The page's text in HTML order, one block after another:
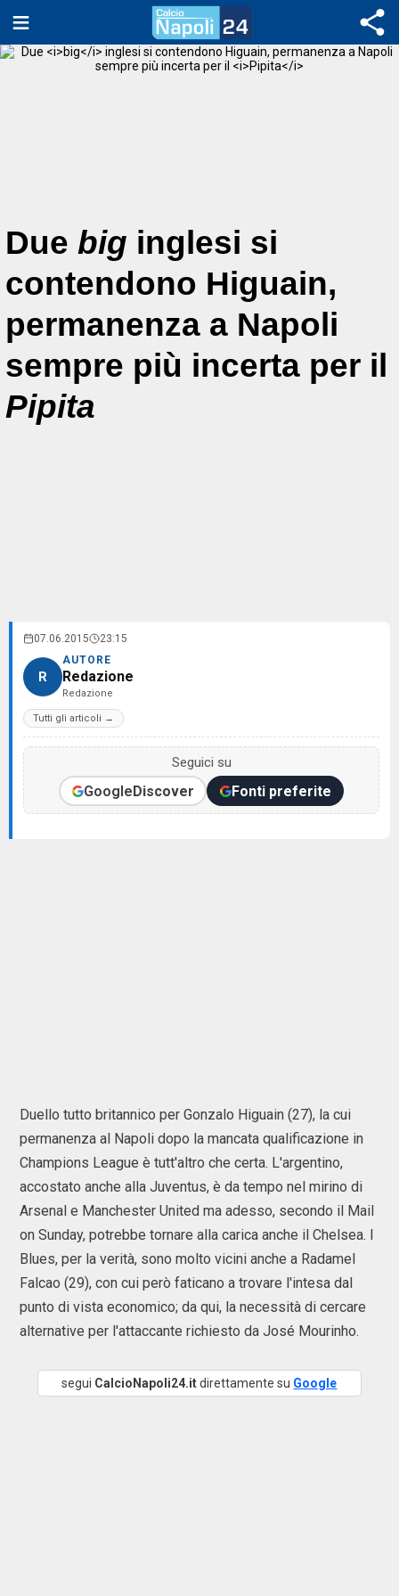
Due big inglesi si
contendono Higuain,
permanenza a Napoli
sempre più incerta per il
Pipita
07.06.2015 23:15
R
AUTORE
Redazione
Redazione
Tutti gli articoli →
Seguici su
GoogleDiscover Fonti preferite
Duello tutto britannico per Gonzalo Higuain (27), la cui
permanenza al Napoli dopo la mancata qualificazione in
Champions League è tutt'altro che certa. L'argentino,
accostato anche alla Juventus, è da tempo nel mirino di
Arsenal e Manchester United ma adesso, secondo il Mail
on Sunday, potrebbe tornare alla carica anche il Chelsea. I
Blues, per la verità, sono molto vicini anche a Radamel
Falcao (29), con cui però faticano a trovare l'intesa dal
punto di vista economico; da qui, la necessità di cercare
alternative per l'attaccante richiesto da José Mourinho.
segui CalcioNapoli24.itdirettamente su Google